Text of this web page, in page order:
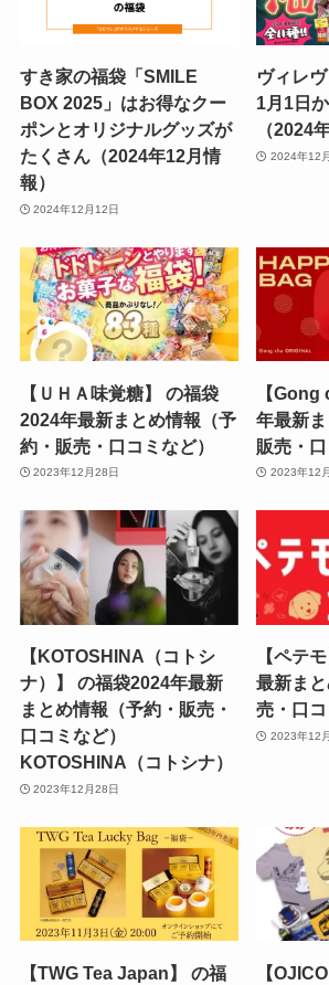
すき家の福袋「SMILE
BOX 2025」はお得なクー
ポンとオリジナルグッズが
たくさん（2024年12月情
報）
2024年12月12日
ヴィレ
1月1日
（2024
2024年12
【ＵＨＡ味覚糖】 の福袋
2024年最新まとめ情報（予
約・販売・口コミなど）
2023年12月28日
【
年最新
販売・口
2023年12
【KOTOSHINA（コトシ
ナ）】 の福袋2024年最新
まとめ情報（予約・販売・
口コミなど）
KOTOSHINA（コトシナ）
2023年12月28日
【ペテ
最新ま
売・口コ
2023年12
【TWG Tea Japan】 の福 【